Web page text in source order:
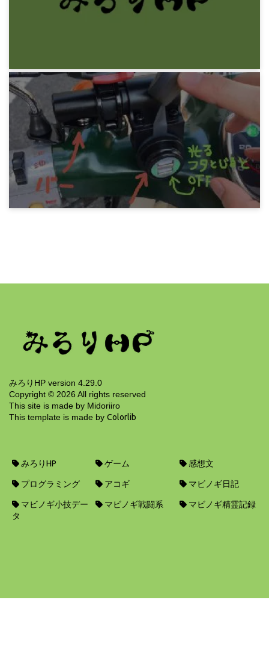
みろりHP
鼻を焼く
7年前
つける
みろりHP version 4.29.0
Copyright © 2026 All rights reserved
This site is made by Midoriiro
This template is made by Colorlib
みろりHP ゲーム 感想文
プログラミング アコギ マビノギ日記
マビノギ小技デー
タ
マビノギ戦闘系 マビノギ精霊記録